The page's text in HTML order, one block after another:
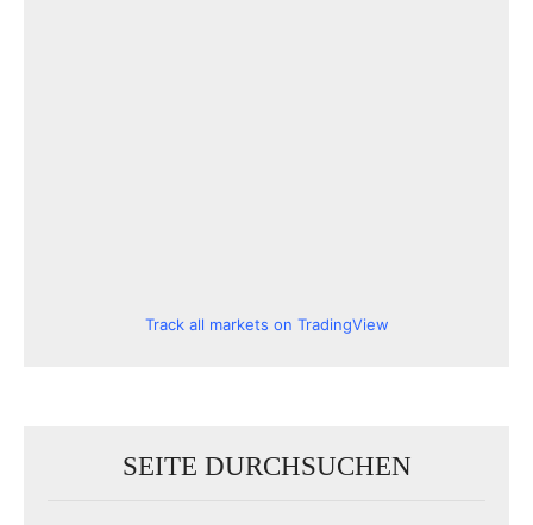
Track all markets on TradingView
SEITE DURCHSUCHEN